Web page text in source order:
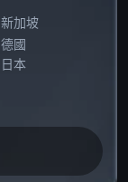
新加坡
德國
日本